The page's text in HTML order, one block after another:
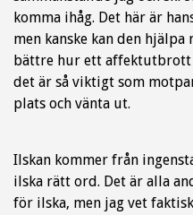
komma ihåg. Det här är
men kanske kan den
bättre hur ett affektutbrott
det är så viktigt som
plats och vänta ut.
Ilskan kommer från
ilska rätt ord. Det är alla
för ilska, men jag vet